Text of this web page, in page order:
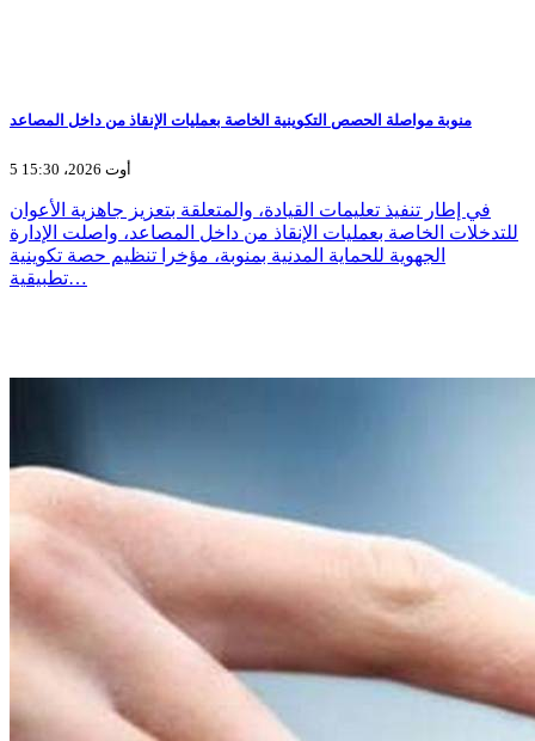
منوبة مواصلة الحصص التكوينية الخاصة بعمليات الإنقاذ من داخل المصاعد
5 أوت 2026، 15:30
في إطار تنفيذ تعليمات القيادة، والمتعلقة بتعزيز جاهزية الأعوان
للتدخلات الخاصة بعمليات الإنقاذ من داخل المصاعد، واصلت الإدارة
الجهوية للحماية المدنية بمنوبة، مؤخرا تنظيم حصة تكوينية
تطبيقية…